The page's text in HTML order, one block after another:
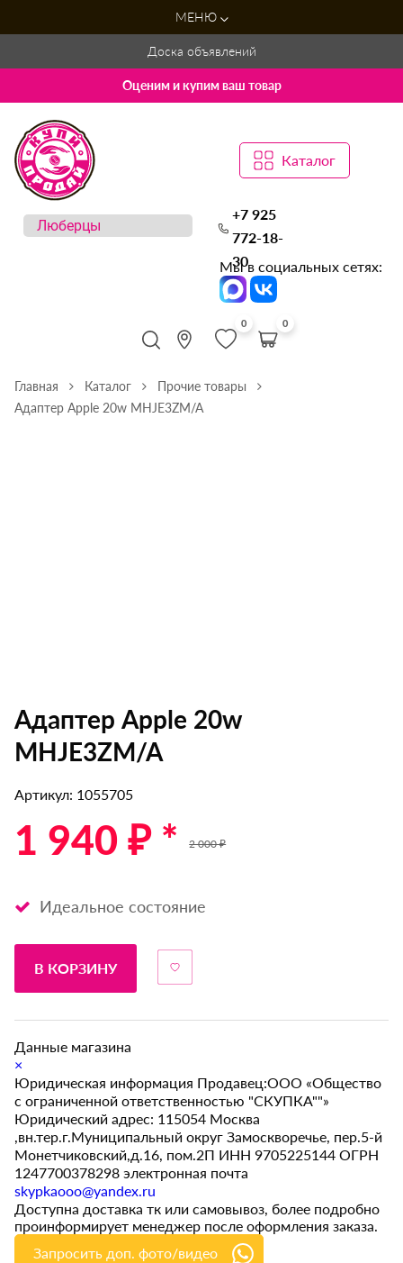
МЕНЮ
Доска объявлений
Оценим и купим ваш товар
Каталог
+7 925
772-18-
30
Мы в социальных сетях:
0 0
Главная Каталог
Прочие товары
Адаптер Apple 20w MHJE3ZM/A
Адаптер Apple 20w
MHJE3ZM/A
Артикул: 1055705
1 940 ₽ * 2 000 ₽
Идеальное состояние
В КОРЗИНУ
Данные магазина
×
Юридическая информация Продавец:ООО «Общество
с ограниченной ответственностью "СКУПКА""»
Юридический адрес: 115054 Москва
,вн.тер.г.Муниципальный округ Замоскворечье, пер.5-й
Монетчиковский,д.16, пом.2П ИНН 9705225144 ОГРН
1247700378298 электронная почта
skypkaooo@yandex.ru
Доступна доставка тк или самовывоз, более подробно
проинформирует менеджер после оформления заказа.
Запросить доп. фото/видео